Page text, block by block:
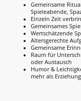
Gemeinsame
Spieleabende,
Einzeln Zeit
Gemeinsames
Wertschätzende
Altersgerechte
Gemeinsame
Raum für
oder Austausch
Humor &
mehr als Erziehung